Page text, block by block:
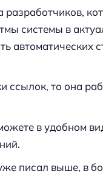
системы в
автоматических
ссылок, то она
в удобном
писал выше, в